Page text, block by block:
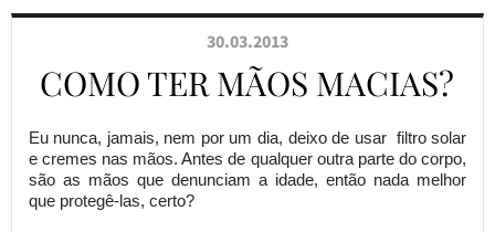
30.03.2013
COMO TER MÃOS MACIAS?
Eu nunca, jamais, nem por um dia, deixo de usar filtro solar
e cremes nas mãos. Antes de qualquer outra parte do corpo,
são as mãos que denunciam a idade, então nada melhor
que protegê-las, certo?